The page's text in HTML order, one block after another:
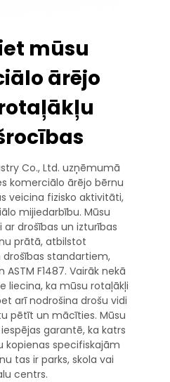
mūsu
ārējo
Co., Ltd. uzņēmumā
komerciālo ārējo bērnu
veicina fizisko aktivitāti,
mijiedarbību. Mūsu
drošības un izturības
prātā, atbilstot
standartiem,
ASTM F1487. Vairāk nekā
liecina, ka mūsu rotaļākļi
arī nodrošina drošu vidi
pētīt un mācīties. Mūsu
garantē, ka katrs
kopienas specifiskajām
tas ir parks, skola vai
centrs.